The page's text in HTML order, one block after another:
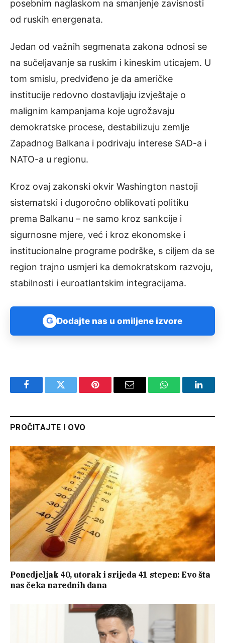
posebnim naglaskom na smanjenje zavisnosti
od ruskih energenata.
Jedan od važnih segmenata zakona odnosi se
na sučeljavanje sa ruskim i kineskim uticajem. U
tom smislu, predviđeno je da američke
institucije redovno dostavljaju izvještaje o
malignim kampanjama koje ugrožavaju
demokratske procese, destabilizuju zemlje
Zapadnog Balkana i podrivaju interese SAD-a i
NATO-a u regionu.
Kroz ovaj zakonski okvir Washington nastoji
sistematski i dugoročno oblikovati politiku
prema Balkanu – ne samo kroz sankcije i
sigurnosne mjere, već i kroz ekonomske i
institucionalne programe podrške, s ciljem da se
region trajno usmjeri ka demokratskom razvoju,
stabilnosti i euroatlantskim integracijama.
G Dodajte nas u omiljene izvore
FacebookTwitter Pinterest Email WhatsApp
PROČITAJTE I OVO
Ponedjeljak 40, utorak i srijeda 41 stepen: Evo šta
nas čeka narednih dana